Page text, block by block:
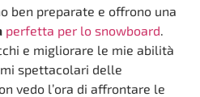
ben preparate e offrono una
perfetta per lo snowboard.
e migliorare le mie abilità
spettacolari delle
vedo l’ora di affrontare le